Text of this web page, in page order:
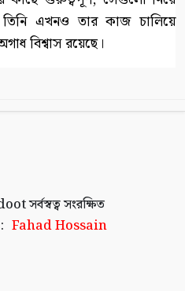
এখনও তার কাজ চালিয়ে
বিশ্বাস রয়েছে।
সর্বস্বত্ব সংরক্ষিত
Fahad Hossain